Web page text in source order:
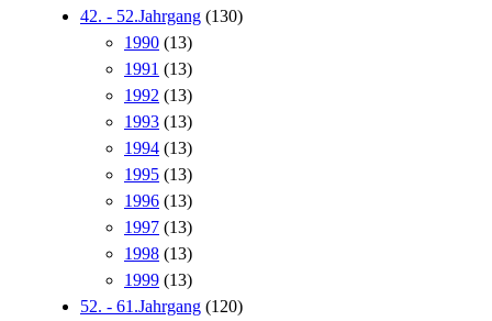
42. - 52.Jahrgang (130)
1990 (13)
1991 (13)
1992 (13)
1993 (13)
1994 (13)
1995 (13)
1996 (13)
1997 (13)
1998 (13)
1999 (13)
52. - 61.Jahrgang (120)